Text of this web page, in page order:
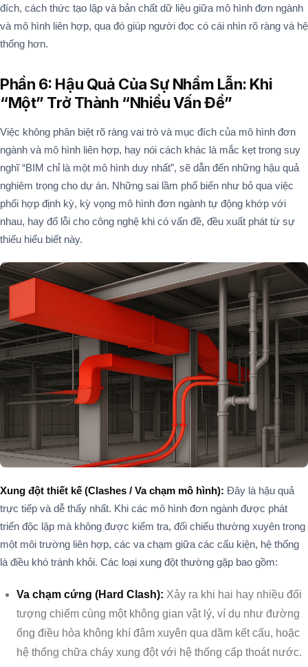
đích, cách thức tạo lập và bản chất dữ liệu giữa mô hình đơn ngành
và mô hình liên hợp, qua đó giúp người đọc có cái nhìn rõ ràng và hệ
thống hơn.
Phần 6: Hậu Quả Của Sự Nhầm Lẫn: Khi
“Một” Trở Thành “Nhiều Vấn Đề”
Việc không phân biệt rõ ràng vai trò và mục đích của mô hình đơn
ngành và mô hình liên hợp, hay nói cách khác là mắc kẹt trong suy
nghĩ “BIM chỉ là một mô hình duy nhất”, sẽ dẫn đến những hậu quả
nghiêm trọng cho dự án. Những sai lầm phổ biến như bỏ qua việc
phối hợp định kỳ, kỳ vọng mô hình đơn ngành tự động khớp với
nhau, hay đổ lỗi cho công nghệ khi có vấn đề, đều xuất phát từ sự
thiếu hiểu biết này.
Xung đột thiết kế (Clashes / Va chạm mô hình): Đây là hậu quả
trực tiếp và dễ thấy nhất. Khi các mô hình đơn ngành được phát
triển độc lập mà không được kiểm tra, đối chiếu thường xuyên trong
một môi trường liên hợp, các va chạm giữa các cấu kiện, hệ thống
là điều khó tránh khỏi. Các loại xung đột thường gặp bao gồm:
Va chạm cứng (Hard Clash): Xảy ra khi hai hay nhiều đối
tượng chiếm cùng một không gian vật lý, ví dụ như đường
ống điều hòa không khí đâm xuyên qua dầm kết cấu, hoặc
hệ thống chữa cháy xung đột với hệ thống cấp thoát nước.